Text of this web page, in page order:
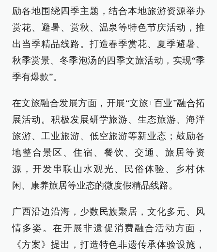
励各地围绕四季主题，结合本地旅游资源举办
赏花、避暑、赏秋、温泉等特色节庆活动，推
出当季精品线路。打造春季赏花、夏季避暑、
秋季赏景、冬季泡汤的四季文旅活动，实现“季
季有爆款”。
在文旅融合发展方面，开展“文旅+百业”融合拓
展活动。积极发展研学旅游、生态旅游、海洋
旅游、工业旅游、低空旅游等新业态；鼓励各
地整合景区、住宿、餐饮、交通、旅居等资
源，开发串联山水观光、民俗体验、乡村休
闲、康养旅居等业态的微度假精品线路。
广西沿边沿海，少数民族聚居，文化多元、风
情多姿。在开展非遗促消费融合活动方面，
《方案》提出，打造特色非遗传承体验设施，